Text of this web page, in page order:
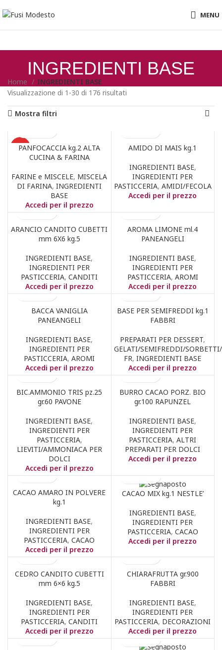
MENU
INGREDIENTI BASE
Home
INGREDIENTI BASE
Visualizzazione di 1-30 di 176 risultati
Mostra filtri
HOT
PANFOCACCIA kg.2 ALTA
CUCINA & FARINA
FARINE e MISCELE, MISCELA
DI FARINA,INGREDIENTI
BASE
Accedi per il prezzo
AMIDO DI MAIS kg.1
INGREDIENTI BASE,
INGREDIENTI PER
PASTICCERIA, AMIDI/FECOLA
Accedi per il prezzo
ARANCIO CANDITO CUBETTI
mm 6X6 kg.5
INGREDIENTI BASE,
INGREDIENTI PER
PASTICCERIA,CANDITI
Accedi per il prezzo
AROMA LIMONE ml.4
PANEANGELI
INGREDIENTI BASE,
INGREDIENTI PER
PASTICCERIA, AROMI
Accedi per il prezzo
BACCA VANIGLIA
PANEANGELI
INGREDIENTI BASE,
INGREDIENTI PER
PASTICCERIA,AROMI
Accedi per il prezzo
BASE PER SEMIFREDDI kg.1
FABBRI
PREPARATI PER DESSERT,
GELATI/SEMIFREDDI/
FR,INGREDIENTI BASE
Accedi per il prezzo
BIC.AMMONIO TRIS pz.25
gr.60 PAVONE
INGREDIENTI BASE,
INGREDIENTI PER
PASTICCERIA,
LIEVITI/AMMONIACA PER
DOLCI
Accedi per il prezzo
BURRO CACAO PORZ. BIO
gr.100 RAPUNZEL
INGREDIENTI BASE,
INGREDIENTI PER
PASTICCERIA,ALTRI
PREPARATI PER DOLCI
Accedi per il prezzo
CACAO AMARO IN POLVERE
kg.1
INGREDIENTI BASE,
INGREDIENTI PER
PASTICCERIA,CACAO
Accedi per il prezzo
CACAO MIX kg.1 NESTLE’
INGREDIENTI BASE,
INGREDIENTI PER
PASTICCERIA, CACAO
Accedi per il prezzo
CEDRO CANDITO CUBETTI
mm 6×6 kg.5
INGREDIENTI BASE,
INGREDIENTI PER
PASTICCERIA,CANDITI
Accedi per il prezzo
CHIARAFRUTTA gr.900
FABBRI
INGREDIENTI BASE,
INGREDIENTI PER
PASTICCERIA, DECORAZIONI
Accedi per il prezzo